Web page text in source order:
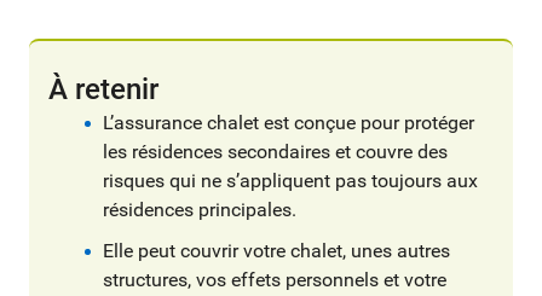
À retenir
L’assurance chalet est conçue pour protéger
les résidences secondaires et couvre des
risques qui ne s’appliquent pas toujours aux
résidences principales.
Elle peut couvrir votre chalet, unes autres
structures, vos effets personnels et votre